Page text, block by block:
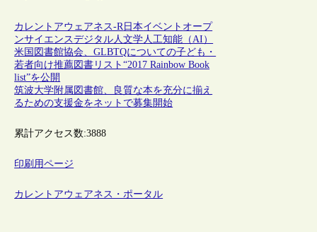
カレントアウェアネス-R 日本イベント オープ
ンサイエンスデジタル人文学 人工知能（AI）
米国図書館協会、GLBTQについての子ども・
若者向け推薦図書リスト“2017 Rainbow Book
list”を公開
筑波大学附属図書館、良質な本を充分に揃え
るための支援金をネットで募集開始
累計アクセス数:3888
印刷用ページ
カレントアウェアネス・ポータル